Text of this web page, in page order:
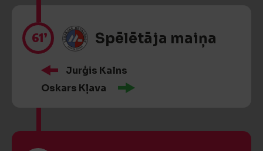
61’ Spēlētāja maiņa
Jurģis Kalns
Oskars Kļava